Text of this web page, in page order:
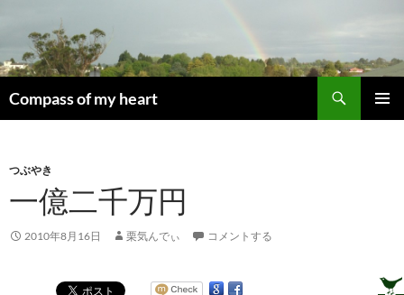
ン
ツ
へ
プ
Compass of my heart
索
つぶやき
一億二千万円
2010年8月16日 栗気んでぃ コメントする